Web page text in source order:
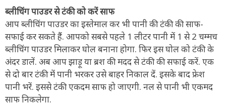
ब्लीचिंग पाउडर से टंकी को करें साफ
आप ब्लीचिंग पाउडर का इस्तेमाल कर भी पानी की टंकी की साफ-
सफाई कर सकते हैं. आपको सबसे पहले 1 लीटर पानी में 1 से 2 चम्मच
ब्लीचिंग पाउडर मिलाकर घोल बनाना होगा. फिर इस घोल को टंकी के
अंदर डालें. अब आप झाड़ू या ब्रश की मदद से टंकी की सफाई करें. एक
से दो बार टंकी में पानी भरकर उसे बाहर निकाल दें. इसके बाद फ्रेश
पानी भरें. इससे टंकी एकदम साफ हो जाएगी. नल से पानी भी एकमद
साफ निकलेगा.